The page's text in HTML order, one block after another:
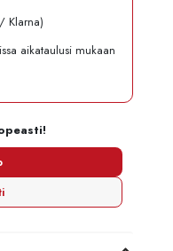
Klarna)
aikataulusi mukaan